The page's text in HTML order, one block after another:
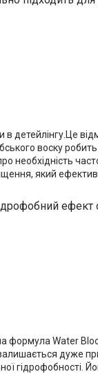
детейлінгу.Це
воску
необхідність
який
ефект
формула Water
дуже
гідрофобності.